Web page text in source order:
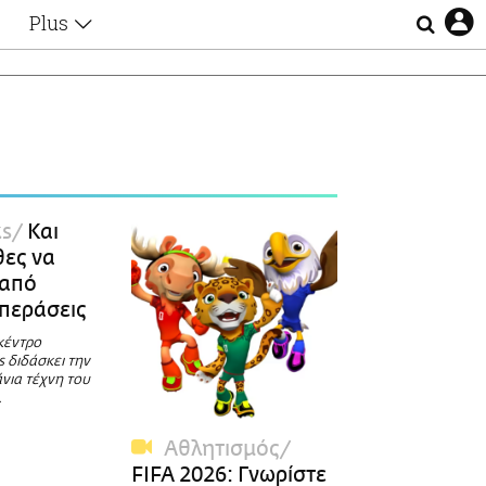
Plus
Οι Αθηναίοι
Απώλειες
Lgbtqi+
Επιλογές
Και
να
από
την
τέχνη του
Αθλητισμός
FIFA 2026: Γνωρίστε